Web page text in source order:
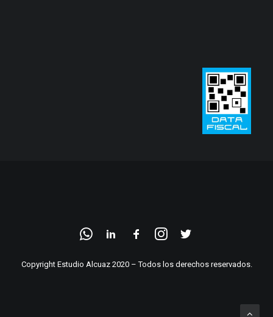
Copyright Estudio Alcuaz 2020 – Todos los derechos reservados.